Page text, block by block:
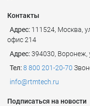
Контакты
Адрес: 111524, Москва,
офис 214
Адрес:394030,
Тел:8 800 201-20-70
info@rtmtech.ru
Подписаться на новости